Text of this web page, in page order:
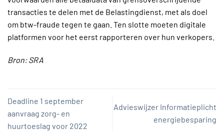
transacties te delen met de Belastingdienst, met als doel
om btw-fraude tegen te gaan. Ten slotte moeten digitale
platformen voor het eerst rapporteren over hun verkopers.
Bron: SRA
Deadline 1 september
aanvraag zorg- en
huurtoeslag voor 2022
Advieswijzer Informatieplicht
energiebesparing